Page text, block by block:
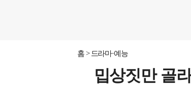
홈 드라마·예능
밉상짓만 골